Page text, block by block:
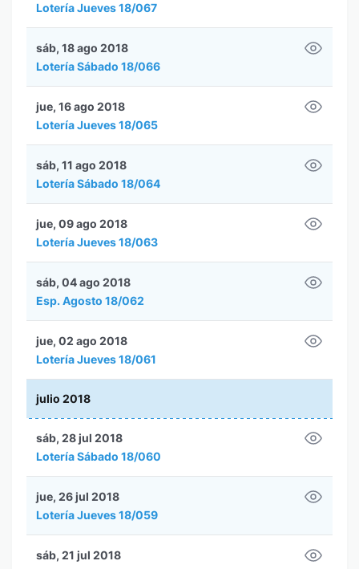
Lotería Jueves 18/067
Lotería Sábado 18/066
sáb, 18 ago 2018
Lotería Jueves 18/065
jue, 16 ago 2018
Lotería Sábado 18/064
sáb, 11 ago 2018
Lotería Jueves 18/063
jue, 09 ago 2018
Esp. Agosto 18/062
sáb, 04 ago 2018
Lotería Jueves 18/061
jue, 02 ago 2018
julio 2018
Lotería Sábado 18/060
sáb, 28 jul 2018
Lotería Jueves 18/059
jue, 26 jul 2018
sáb, 21 jul 2018